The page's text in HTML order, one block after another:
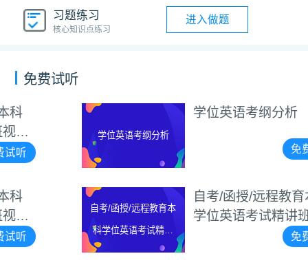
习题练习
核心知识点练习
进入做题
免费试听
学位英语考纲分析
学位英语考纲分析
自考/函授/远程教育本
科学位英语考试精讲
班视频教程（新大
自考/函授/远程教育本科
学位英语考试精讲班视频
教程（新大纲）